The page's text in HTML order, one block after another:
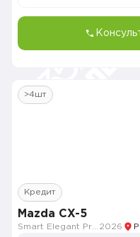
>4шт
Кредит
Mazda CX-5
2026